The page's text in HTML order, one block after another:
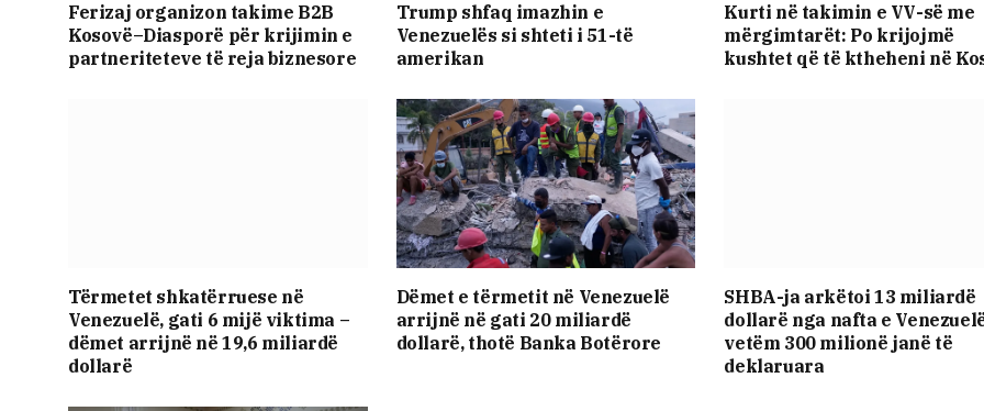
Ferizaj organizon takime B2B
Kosovë–Diasporë për krijimin e
partneriteteve të reja biznesore
Trump shfaq imazhin e
Venezuelës si shteti i 51-të
amerikan
Kurti në takimin e VV-së me
mërgimtarët: Po krijojmë
kushtet që të ktheheni në
Tërmetet shkatërruese në
Venezuelë, gati 6 mijë viktima –
dëmet arrijnë në 19,6 miliardë
dollarë
Dëmet e tërmetit në Venezuelë
arrijnë në gati 20 miliardë
dollarë, thotë Banka Botërore
SHBA-ja arkëtoi 13 miliardë
dollarë nga nafta e
vetëm 300 milionë janë të
deklaruara